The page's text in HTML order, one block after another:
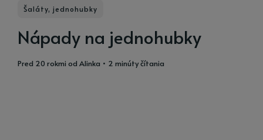
Šaláty, jednohubky
Nápady na jednohubky
pred 20 rokmi od Alinka • 2 minúty čítania